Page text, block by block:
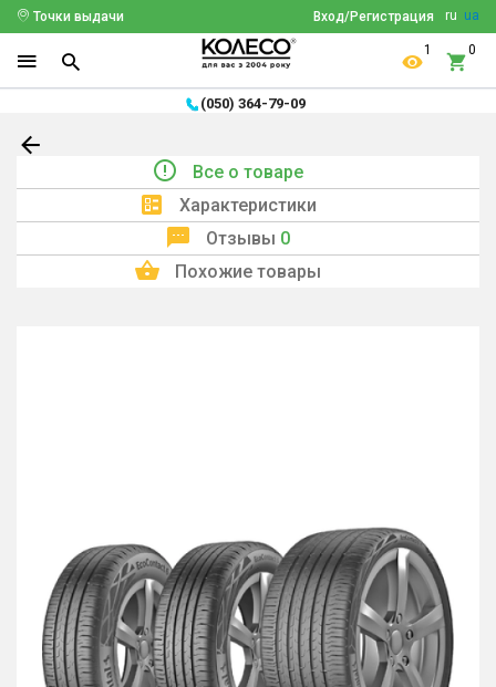
ru ua
Вход/Регистрация
Точки выдачи
1 0
(050) 364-79-09
Все о товаре
Характеристики
Отзывы 0
Похожие товары